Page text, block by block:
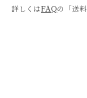
詳しくはFAQの「送